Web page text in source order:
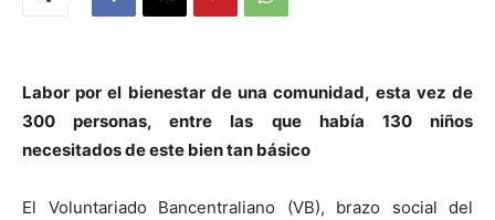
Labor por el bienestar de una comunidad, esta vez de
300 personas, entre las que había 130 niños
necesitados de este bien tan básico
El Voluntariado Bancentraliano (VB), brazo social del